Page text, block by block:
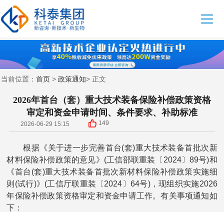
当前位置： 首页 > 政策通知> 正文
2026年首台（套）重大技术装备保险补偿政策资格
审定和资金申请时间、条件要求、补助标准
2026-06-29 15:15 149
根据《关于进一步完善首台(套)重大技术装备首批次新
材料保险补偿政策的意见》(工信部联重装〔2024〕89号)和
《首台(套)重大技术装备首批次新材料保险补偿政策实施细
则(试行)》(工信厅联重装〔2024〕64号)，现组织实施2026
年保险补偿政策资格审定和资金申请工作。有关事项通知如
下：